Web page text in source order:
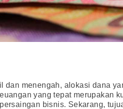
dan menengah, alokasi dana
yang tepat merupakan
bisnis. Sekarang,